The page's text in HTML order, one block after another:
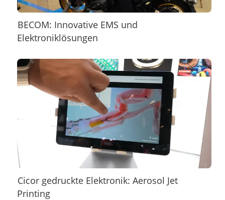
BECOM: Innovative EMS und
Elektroniklösungen
Cicor gedruckte Elektronik: Aerosol Jet
Printing